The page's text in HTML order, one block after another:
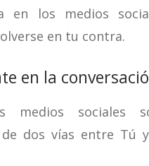
en los medios
en tu contra.
en la
medios sociales
de dos vías entre Tú